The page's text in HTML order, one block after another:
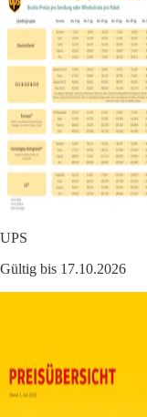
UPS
Gültig bis 17.10.2026